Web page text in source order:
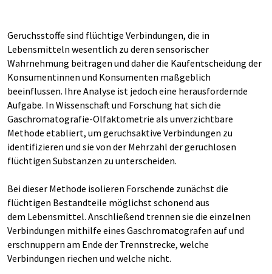
Geruchsstoffe sind flüchtige Verbindungen, die in
Lebensmitteln wesentlich zu deren sensorischer
Wahrnehmung beitragen und daher die Kaufentscheidung der
Konsumentinnen und Konsumenten maßgeblich
beeinflussen. Ihre Analyse ist jedoch eine herausfordernde
Aufgabe. In Wissenschaft und Forschung hat sich die
Gaschromatografie-Olfaktometrie als unverzichtbare
Methode etabliert, um geruchsaktive Verbindungen zu
identifizieren und sie von der Mehrzahl der geruchlosen
flüchtigen Substanzen zu unterscheiden.
Bei dieser Methode isolieren Forschende zunächst die
flüchtigen Bestandteile möglichst schonend aus
dem Lebensmittel. Anschließend trennen sie die einzelnen
Verbindungen mithilfe eines Gaschromatografen auf und
erschnuppern am Ende der Trennstrecke, welche
Verbindungen riechen und welche nicht.